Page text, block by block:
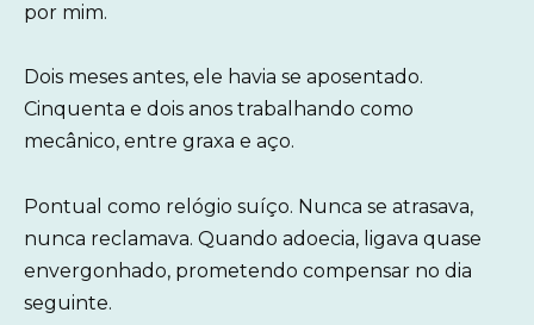
por mim.
Dois meses antes, ele havia se aposentado.
Cinquenta e dois anos trabalhando como
mecânico, entre graxa e aço.
Pontual como relógio suíço. Nunca se atrasava,
nunca reclamava. Quando adoecia, ligava quase
envergonhado, prometendo compensar no dia
seguinte.